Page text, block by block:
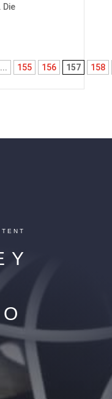
Die
... 155 156 157
158